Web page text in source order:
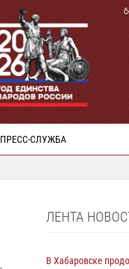
ПРЕСС-СЛУЖБА
ЛЕНТА
В Хабаровске